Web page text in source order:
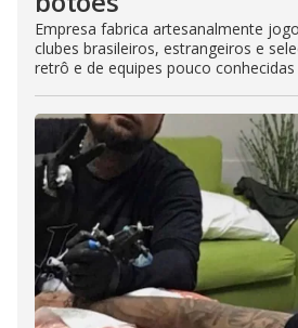
Empresa fabrica artesanalmente
clubes brasileiros, estrangeiros e
retrô e de equipes pouco conhecidas